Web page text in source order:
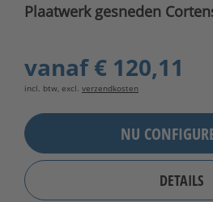
Plaatwerk gesneden
vanaf€ 120,11
incl. btw, excl. verzendkosten
NU
DETAILS